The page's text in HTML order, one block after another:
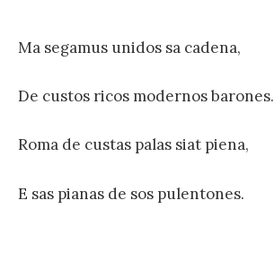
Ma segamus unidos sa cadena,
De custos ricos modernos barones.
Roma de custas palas siat piena,
E sas pianas de sos pulentones.